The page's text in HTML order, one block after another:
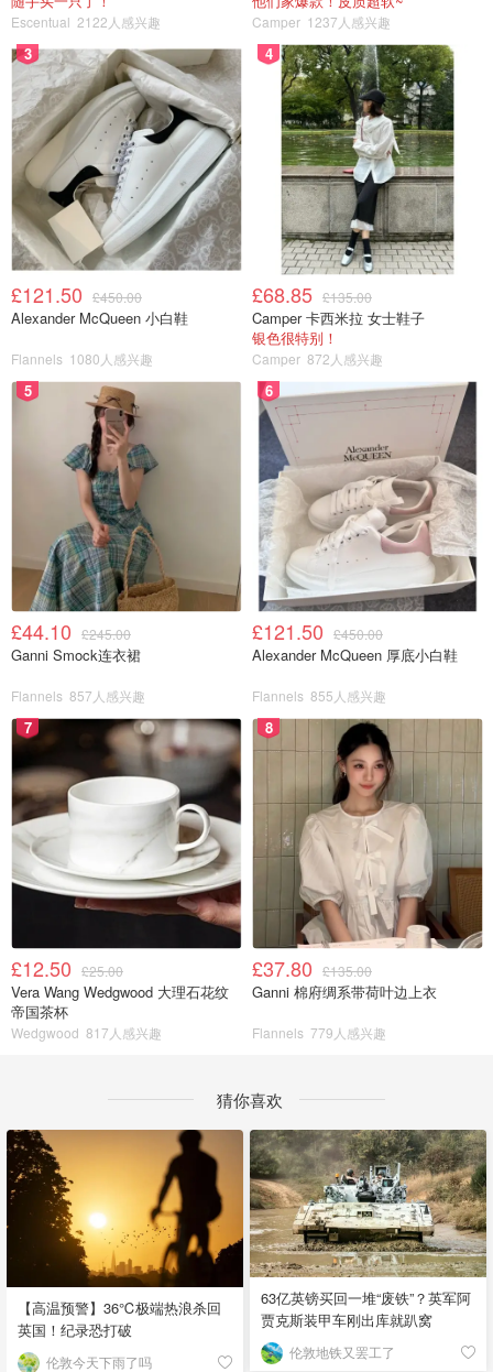
Escentual 2122人感兴趣 Camper 1237人感兴趣
3
£121.50 £450.00
Alexander McQueen 小白鞋
Flannels 1080人感兴趣
4
£68.85 £135.00
Camper 卡西米拉 女士鞋子
银色很特别！
Camper 872人感兴趣
5
£44.10 £245.00
Ganni Smock连衣裙
Flannels 857人感兴趣
6
£121.50 £450.00
Alexander McQueen 厚底小白鞋
Flannels 855人感兴趣
7
£12.50 £25.00
Vera Wang Wedgwood 大理石花纹
帝国茶杯
Wedgwood 817人感兴趣
8
£37.80 £135.00
Ganni 棉府绸系带荷叶边上衣
Flannels 779人感兴趣
猜你喜欢
【高温预警】36℃极端热浪杀回
英国！纪录恐打破
伦敦今天下雨了吗
63亿英镑买回一堆“废铁”？英军阿
贾克斯装甲车刚出库就趴窝
伦敦地铁又罢工了